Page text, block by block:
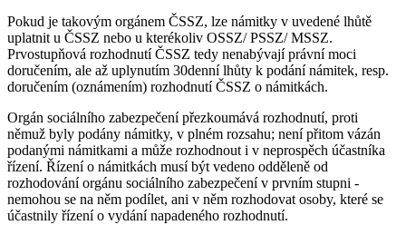
Pokud je takovým orgánem ČSSZ, lze námitky v uvedené lhůtě
uplatnit u ČSSZ nebo u kterékoliv OSSZ/ PSSZ/ MSSZ.
Prvostupňová rozhodnutí ČSSZ tedy nenabývají právní moci
doručením, ale až uplynutím 30denní lhůty k podání námitek, resp.
doručením (oznámením) rozhodnutí ČSSZ o námitkách.
Orgán sociálního zabezpečení přezkoumává rozhodnutí, proti
němuž byly podány námitky, v plném rozsahu; není přitom vázán
podanými námitkami a může rozhodnout i v neprospěch účastníka
řízení. Řízení o námitkách musí být vedeno odděleně od
rozhodování orgánu sociálního zabezpečení v prvním stupni -
nemohou se na něm podílet, ani v něm rozhodovat osoby, které se
účastnily řízení o vydání napadeného rozhodnutí.